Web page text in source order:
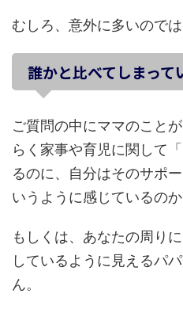
むしろ、意外に多いので
誰かと比べてしまって
ご質問の中にママのこと
らく家事や育児に関して
るのに、自分はそのサポ
いうように感じているのか
もしくは、あなたの周り
しているように見えるパ
ん。